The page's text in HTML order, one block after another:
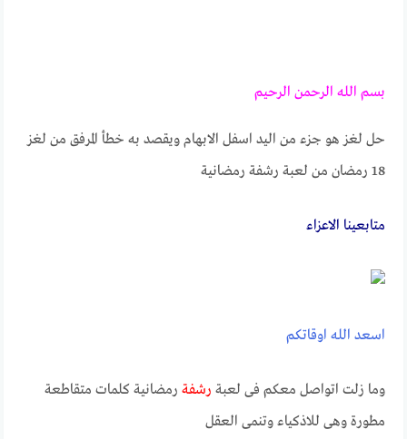
بسم الله الرحمن الرحيم
حل لغز هو جزء من اليد اسفل الابهام ويقصد به خطأ المرفق من لغز
18 رمضان من لعبة رشفة رمضانية
متابعــــينا الاعزاء
اسعد الله اوقاتكم
وما زلت اتواصل معكم فى لعبة رشفة رمضانية كلمات متقاطعة
مطورة وهى للاذكياء وتنمى العقل